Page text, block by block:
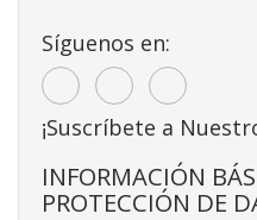
Síguenos en:
¡Suscríbete a
INFORMACIÓN
PROTECCIÓN DE